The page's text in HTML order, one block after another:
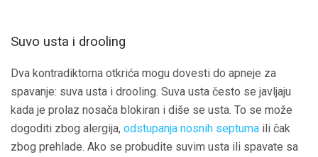
Suvo usta i drooling
Dva kontradiktorna otkrića mogu dovesti do apneje za
spavanje: suva usta i drooling. Suva usta često se javljaju
kada je prolaz nosača blokiran i diše se usta. To se može
dogoditi zbog alergija, odstupanja nosnih septuma ili čak
zbog prehlade. Ako se probudite suvim usta ili spavate sa